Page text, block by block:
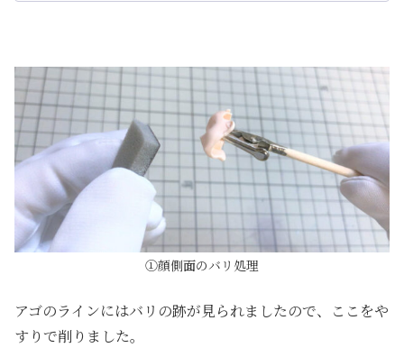
①顔側面のバリ処理
アゴのラインにはバリの跡が見られましたので、ここをや
すりで削りました。